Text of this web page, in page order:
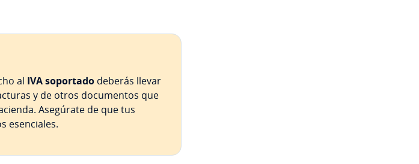
al IVA soportado deberás llevar
y de otros do­cu­me­n­tos que
Asegúrate de que tus
ese­n­cia­les.